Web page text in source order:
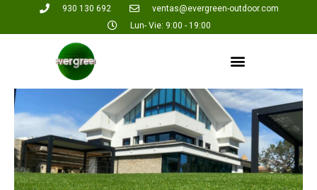
930 130 692
ventas@evergreen-outdoor.com
Lun- Vie: 9:00 - 19:00